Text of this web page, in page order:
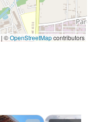
| ©OpenStreetMapcontributors